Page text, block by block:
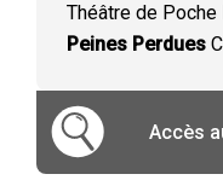
Théâtre de
Peines Perdues
Accès